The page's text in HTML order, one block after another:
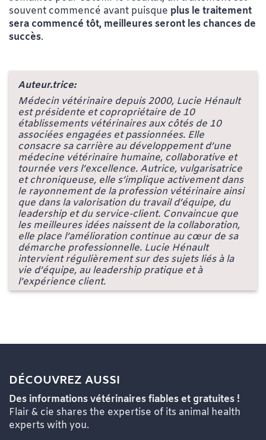
souvent commencé avant puisque plus le traitement
sera commencé tôt, meilleures seront les chances de
succès.
Auteur.trice:
Médecin vétérinaire depuis 2000, Lucie Hénault
est présidente et copropriétaire de 10
établissements vétérinaires aux côtés de 10
associées engagées et passionnées. Elle
consacre sa carrière au développement d’une
médecine vétérinaire humaine, collaborative et
tournée vers l’excellence. Autrice, vulgarisatrice
et chroniqueuse, elle s’implique activement dans
le rayonnement de la profession vétérinaire ainsi
que dans la valorisation du travail d’équipe, du
leadership et du service-client. Convaincue que
les meilleures idées naissent de la collaboration,
elle place l’amélioration continue au cœur de sa
démarche professionnelle. Lucie Hénault
intervient régulièrement sur des sujets liés à la
vie d’équipe, au leadership pratique et à
l’expérience client.
DÉCOUVREZ AUSSI
Des informations vétérinaires fiables et gratuites !
Flair & cie shares the expertise of its animal health
experts with you.